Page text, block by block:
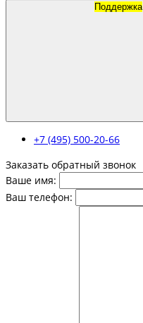
Поддержка
+7 (495) 500-20-66
Заказать обратный звонок
Ваше имя:
Ваш телефон: